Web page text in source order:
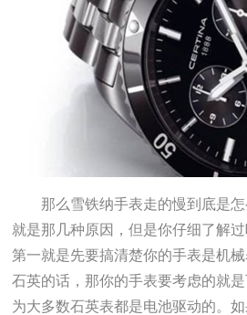
那么雪铁纳手表走的慢到底是
就是那几种原因，但是你仔细了解
第一就是先要搞清楚你的手表是机
石英的话，那你的手表要考虑的就
为大多数石英表都是电池驱动的。